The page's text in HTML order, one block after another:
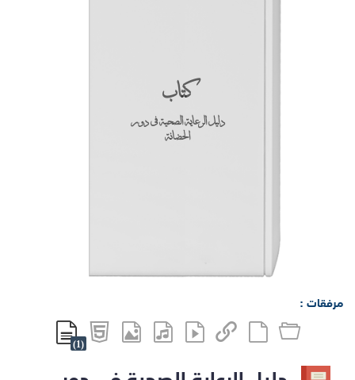
كتاب
دليل الرعاية الصحية في دور
الحضانة
مرفقات :
(1)